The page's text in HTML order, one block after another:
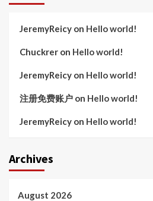
JeremyReicy on Hello world!
Chuckrer on Hello world!
JeremyReicy on Hello world!
注册免费账户 on Hello world!
JeremyReicy on Hello world!
Archives
August 2026